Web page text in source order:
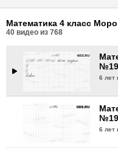
Математика 4 класс Моро
40 видео из 768
6 лет
6 лет
6 лет